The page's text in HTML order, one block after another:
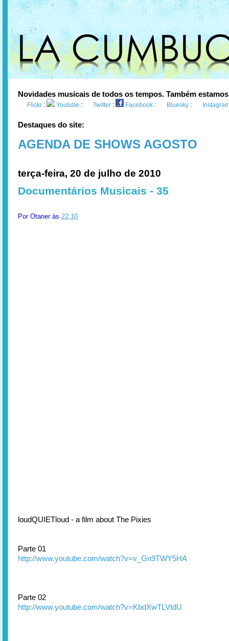
Novidades musicais de todos os tempos. Também
Flickr : Youtube : Twitter : Facebook : Bluesky :
Destaques do site:
AGENDA DE SHOWS AGOSTO
terça-feira, 20 de julho de 2010
Documentários Musicais - 35
Por Otaner às 22:10
loudQUIETloud - a film about The Pixies
Parte 01
http://www.youtube.com/watch?v=v_Gn9TWY5HA
Parte 02
http://www.youtube.com/watch?v=KbdXwTLVtdU